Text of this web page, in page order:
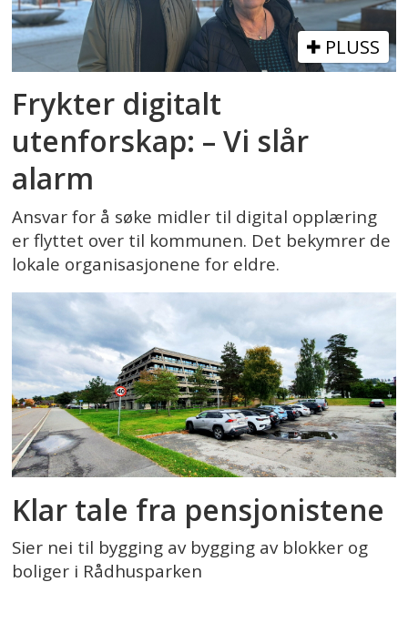
PLUSS
Frykter digitalt
utenforskap: – Vi slår
alarm
Ansvar for å søke midler til digital opplæring
er flyttet over til kommunen. Det bekymrer de
lokale organisasjonene for eldre.
Klar tale fra pensjonistene
Sier nei til bygging av bygging av blokker og
boliger i Rådhusparken